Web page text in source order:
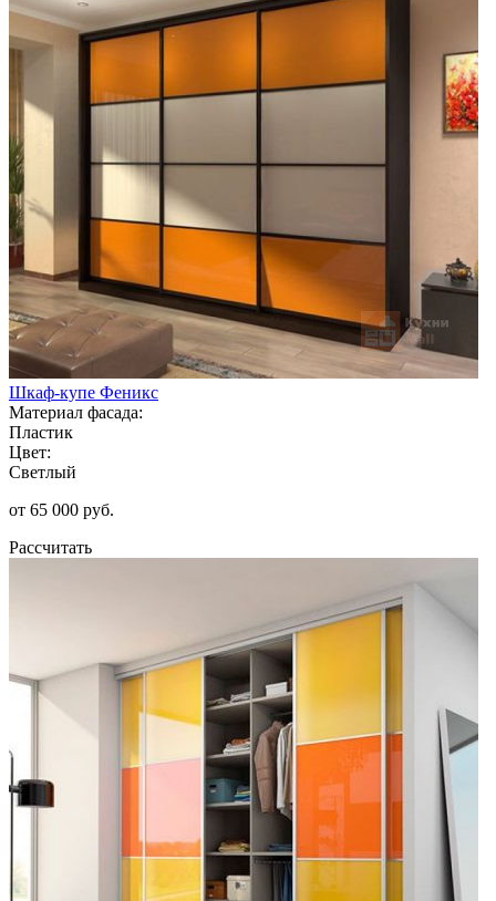
Шкаф-купе Феникс
Материал фасада:
Пластик
Цвет:
Светлый
от 65 000 руб.
Рассчитать